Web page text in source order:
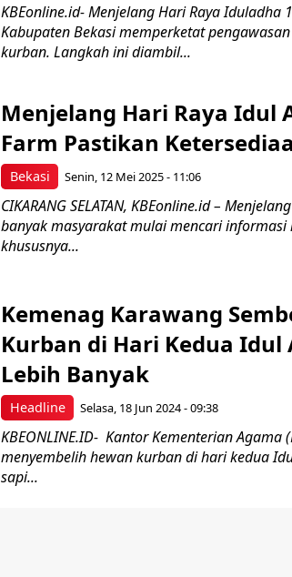
KBEonline.id- Menjelang Hari Raya Iduladha
Kabupaten Bekasi memperketat
kurban. Langkah ini diambil...
Bekasi
Menjelang Hari Raya Idul
Farm Pastikan
Senin, 12 Mei 2025 - 11:06
CIKARANG SELATAN, KBEonline.id –
banyak masyarakat mulai mencari
khususnya...
Headline
Kemenag Karawang
Kurban di Hari Kedua Idul
Lebih Banyak
Selasa, 18 Jun 2024 - 09:38
KBEONLINE.ID- Kantor Kementerian Agama
menyembelih hewan kurban di hari kedua
sapi...